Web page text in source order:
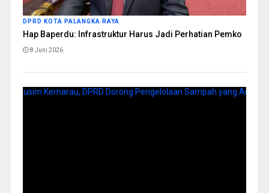
DPRD KOTA PALANGKA RAYA
Hap Baperdu: Infrastruktur Harus Jadi Perhatian Pemko
8 Juni 2026